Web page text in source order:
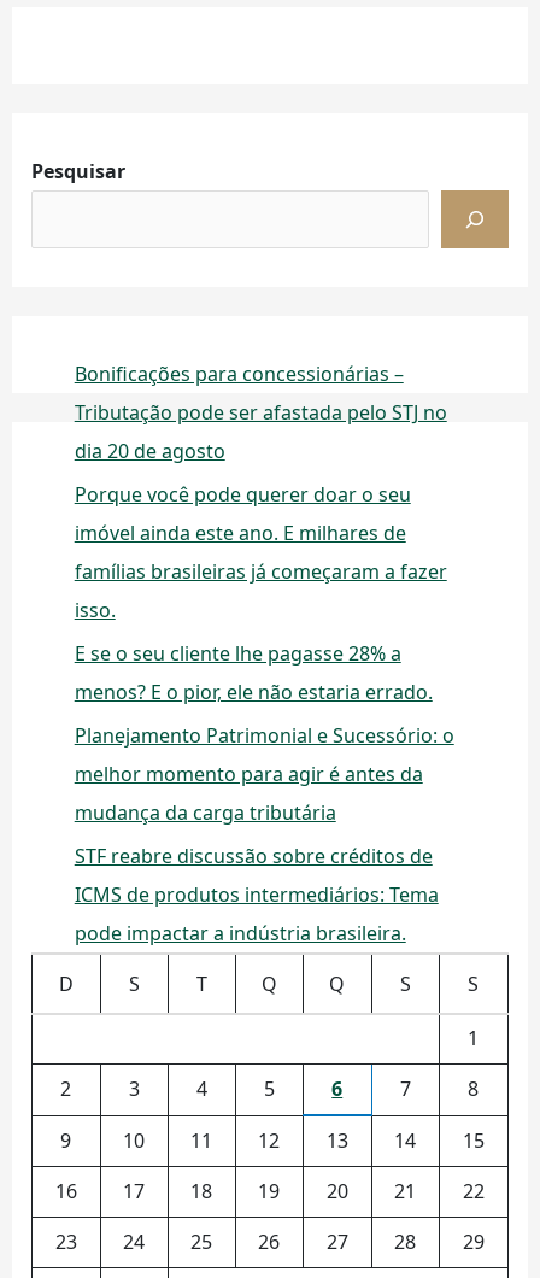
Pesquisar
Bonificações para concessionárias –
Tributação pode ser afastada pelo STJ no
dia 20 de agosto
Porque você pode querer doar o seu
imóvel ainda este ano. E milhares de
famílias brasileiras já começaram a fazer
isso.
E se o seu cliente lhe pagasse 28% a
menos? E o pior, ele não estaria errado.
Planejamento Patrimonial e Sucessório: o
melhor momento para agir é antes da
mudança da carga tributária
STF reabre discussão sobre créditos de
ICMS de produtos intermediários: Tema
pode impactar a indústria brasileira.
D S T Q Q S S
1
2
3 4 5 6 7
8
9
10 11 12 13 14
15
16
17 18 19 20 21
22
23
24 25 26 27 28
29